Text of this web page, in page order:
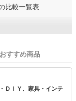
比較一覧表
おすすめ商品
ＤＩＹ、家具・インテ